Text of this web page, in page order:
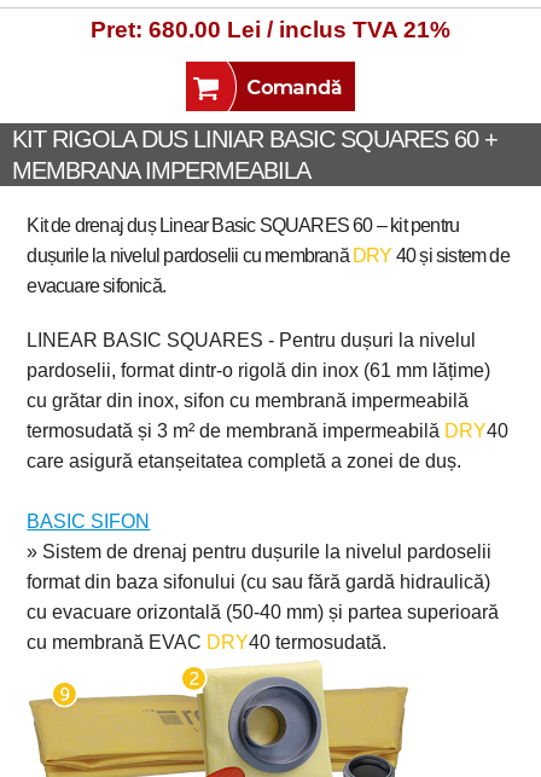
Pret: 680.00 Lei / inclus TVA 21%
KIT RIGOLA DUS LINIAR BASIC SQUARES 60 +
MEMBRANA IMPERMEABILA
Kit de drenaj duș Linear Basic SQUARES 60 – kit pentru
dușurile la nivelul pardoselii cu membrană DRY 40 și sistem de
evacuare sifonică.
LINEAR BASIC SQUARES - Pentru dușuri la nivelul
pardoselii, format dintr-o rigolă din inox (61 mm lățime)
cu grătar din inox, sifon cu membrană impermeabilă
termosudată și 3 m² de membrană impermeabilă DRY40
care asigură etanșeitatea completă a zonei de duș.
BASIC SIFON
» Sistem de drenaj pentru dușurile la nivelul pardoselii
format din baza sifonului (cu sau fără gardă hidraulică)
cu evacuare orizontală (50-40 mm) și parteasuperioară
cu membrană EVAC DRY40 termosudată.